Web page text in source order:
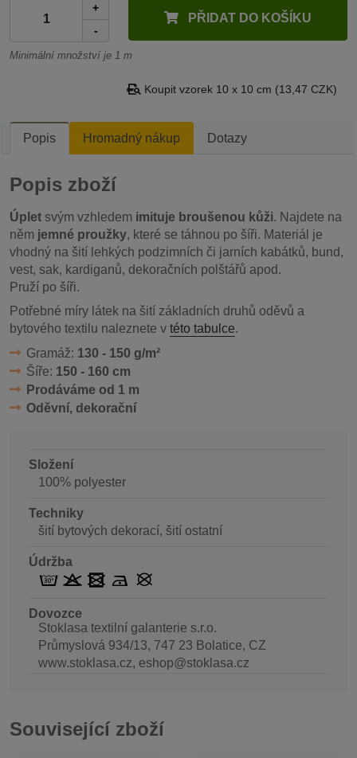
+
-
PŘIDAT DO KOŠÍKU
Minimální množství je 1 m
Koupit vzorek 10 x 10 cm (13,47 CZK)
Popis Hromadný nákup Dotazy
Popis zboží
Úplet svým vzhledem imituje broušenou kůži. Najdete na
něm jemné proužky, které se táhnou po šíři. Materiál je
vhodný na šití lehkých podzimních či jarních kabátků, bund,
vest, sak, kardiganů, dekoračních polštářů apod.
Pruží po šíři.
Potřebné míry látek na šití základních druhů oděvů a
bytového textilu naleznete v této tabulce.
Gramáž: 130 - 150 g/m²
Šíře: 150 - 160 cm
Prodáváme od 1 m
Oděvní, dekorační
Složení
100% polyester
Techniky
šití bytových dekorací, šití ostatní
Údržba
Dovozce
Stoklasa textilní galanterie s.r.o.
Průmyslová 934/13, 747 23 Bolatice, CZ
www.stoklasa.cz, eshop@stoklasa.cz
Související zboží